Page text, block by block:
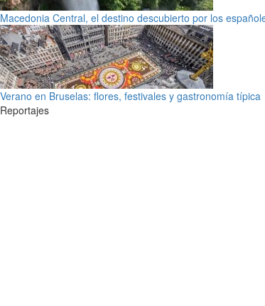
Macedonia Central, el destino descubierto por los
Verano en Bruselas: flores, festivales y gastronomía típica
Reportajes